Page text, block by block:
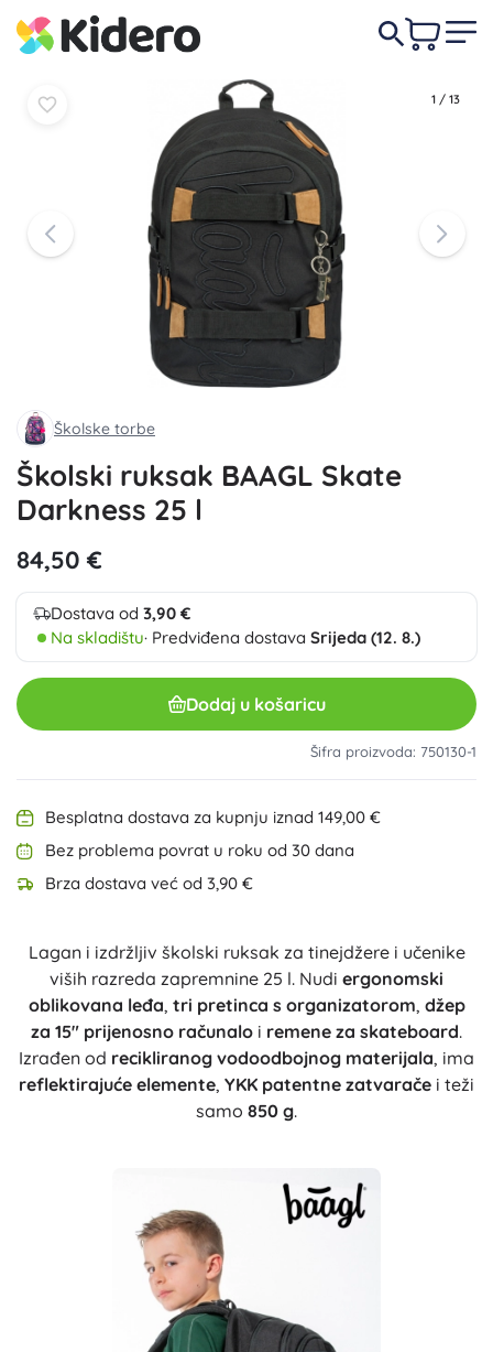
1 / 13
Školske torbe
Školski ruksak BAAGL Skate
Darkness 25 l
84,50 €
Dostava od 3,90 €
Na skladištu· Predviđena dostava Srijeda (12. 8.)
Dodaj u košaricu
Šifra proizvoda: 750130-1
Besplatna dostava za kupnju iznad 149,00 €
Bez problema povrat u roku od 30 dana
Brza dostava već od 3,90 €
Lagan i izdržljiv školski ruksak za tinejdžere i učenike
viših razreda zapremnine 25 l. Nudi ergonomski
oblikovana leđa, tri pretinca s organizatorom, džep
za 15" prijenosno računalo i remene za skateboard.
Izrađen od recikliranog vodoodbojnog materijala, ima
reflektirajuće elemente, YKK patentne zatvarače i teži
samo 850 g.
84,50 €
U